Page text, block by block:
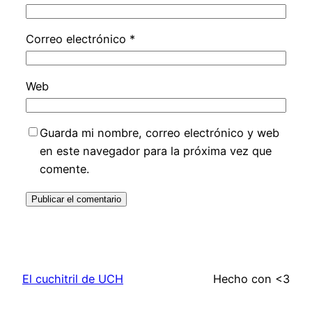
Correo electrónico *
Web
Guarda mi nombre, correo electrónico y web
en este navegador para la próxima vez que
comente.
El cuchitril de UCH Hecho con <3